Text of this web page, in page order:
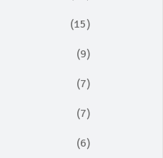
(15)
(9)
(7)
(7)
(6)